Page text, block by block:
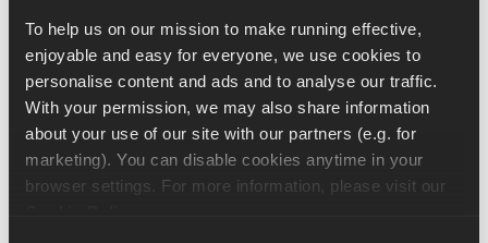
To help us on our mission to make running effective,
enjoyable and easy for everyone, we use cookies to
personalise content and ads and to analyse our traffic.
With your permission, we may also share information
about your use of our site with our partners (e.g. for
marketing). You can disable cookies anytime in your
Playlist Runna per corti veloci su Apple
Music
Playlist Runna per corse in
salita